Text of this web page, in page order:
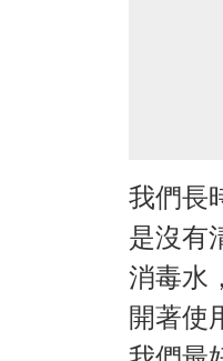
我們長
是沒有
消毒水
開著使